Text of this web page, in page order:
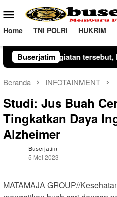
ke
konten
Menu
Mobile
Home TNI POLRI HUKRIM
Buserjatim
Beranda INFOTAINMENT
Studi: Jus Buah
Tingkatkan Daya
Alzheimer
Buserjatim
5 Mei 2023
MATAMAJA GROUP//